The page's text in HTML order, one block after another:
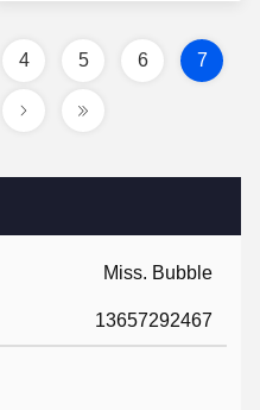
Miss. Bubble
13657292467
4 5 6 7